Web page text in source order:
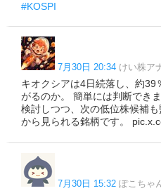
#KOSPI
7月30日 20:34 けい株ア
キオクシアは4日続落し、約
がるのか。 簡単には判断でき
検討しつつ、次の低位株候補
から見られる銘柄です。
7月30日 15:32 ぽこちゃ